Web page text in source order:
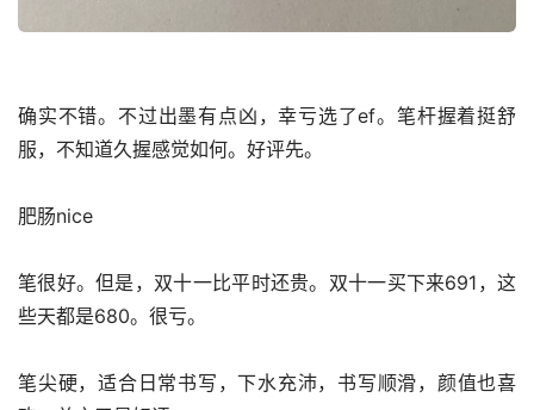
确实不错。不过出墨有点凶，幸亏选了ef。笔杆握着挺舒
服，不知道久握感觉如何。好评先。
肥肠nice️️️️️️️️️️️️️️️️
笔很好。但是，双十一比平时还贵。双十一买下来691，这
些天都是680。很亏。
笔尖硬，适合日常书写，下水充沛，书写顺滑，颜值也喜